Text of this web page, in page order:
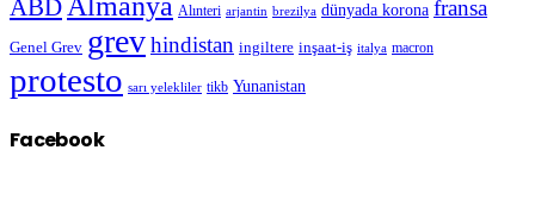
ABD Alınteri arjantin brezilya dünyada korona fransa
Genel Grev grevhindistan ingiltere inşaat-iş italya macron
protesto sarı yelekliler tikb Yunanistan
Facebook